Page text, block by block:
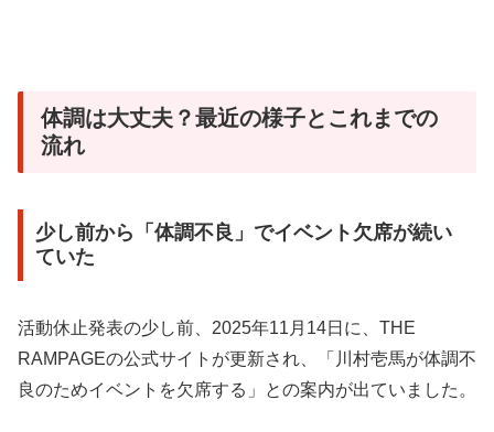
体調は大丈夫？最近の様子とこれまでの
流れ
少し前から「体調不良」でイベント欠席が続い
ていた
活動休止発表の少し前、2025年11月14日に、THE
RAMPAGEの公式サイトが更新され、「川村壱馬が体調不
良のためイベントを欠席する」との案内が出ていました。